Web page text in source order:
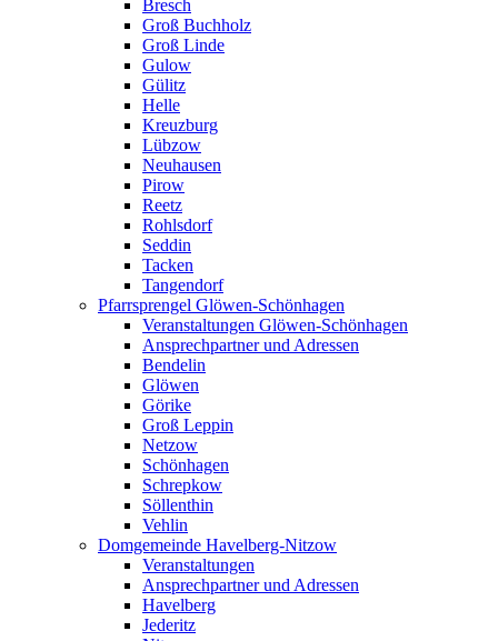
Bresch
Groß Buchholz
Groß Linde
Gulow
Gülitz
Helle
Kreuzburg
Lübzow
Neuhausen
Pirow
Reetz
Rohlsdorf
Seddin
Tacken
Tangendorf
Pfarrsprengel Glöwen-Schönhagen
Veranstaltungen Glöwen-Schönhagen
Ansprechpartner und Adressen
Bendelin
Glöwen
Görike
Groß Leppin
Netzow
Schönhagen
Schrepkow
Söllenthin
Vehlin
Domgemeinde Havelberg-Nitzow
Veranstaltungen
Ansprechpartner und Adressen
Havelberg
Jederitz